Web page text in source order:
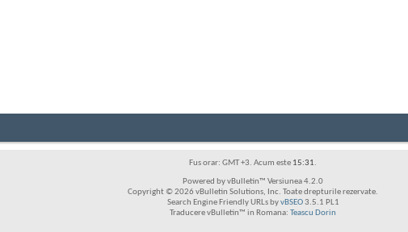
Fus orar: GMT +3. Acum este 15:31.
Powered by vBulletin™ Versiunea 4.2.0
Copyright © 2026 vBulletin Solutions, Inc. Toate drepturile rezervate.
Search Engine Friendly URLs byvBSEO3.5.1 PL1
Traducere vBulletin™ in Romana: Teascu Dorin